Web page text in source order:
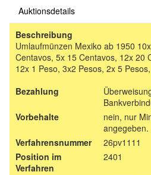
Auktionsdetails
Beschreibung
Umlaufmünzen Mexiko ab 1950
Centavos, 5x 15 Centavos, 12x 20
12x 1 Peso, 3x2 Pesos, 2x 5
Bezahlung
Vorbehalte
nein, nur
angegeben.
Verfahrensnummer
26pv1111
Position im
Verfahren
2401